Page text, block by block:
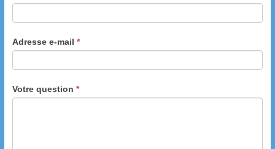
Adresse e-mail *
Votre question *